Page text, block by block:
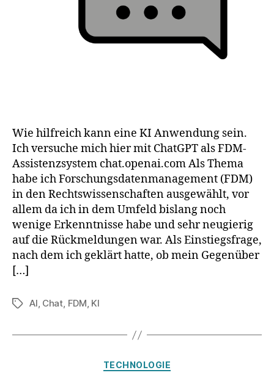
Wie hilfreich kann eine KI Anwendung sein.
Ich versuche mich hier mit ChatGPT als FDM-
Assistenzsystem chat.openai.com Als Thema
habe ich Forschungsdatenmanagement (FDM)
in den Rechtswissenschaften ausgewählt, vor
allem da ich in dem Umfeld bislang noch
wenige Erkenntnisse habe und sehr neugierig
auf die Rückmeldungen war. Als Einstiegsfrage,
nach dem ich geklärt hatte, ob mein Gegenüber
[…]
Schlagwörter
AI, Chat, FDM, KI
Kategorien
TECHNOLOGIE